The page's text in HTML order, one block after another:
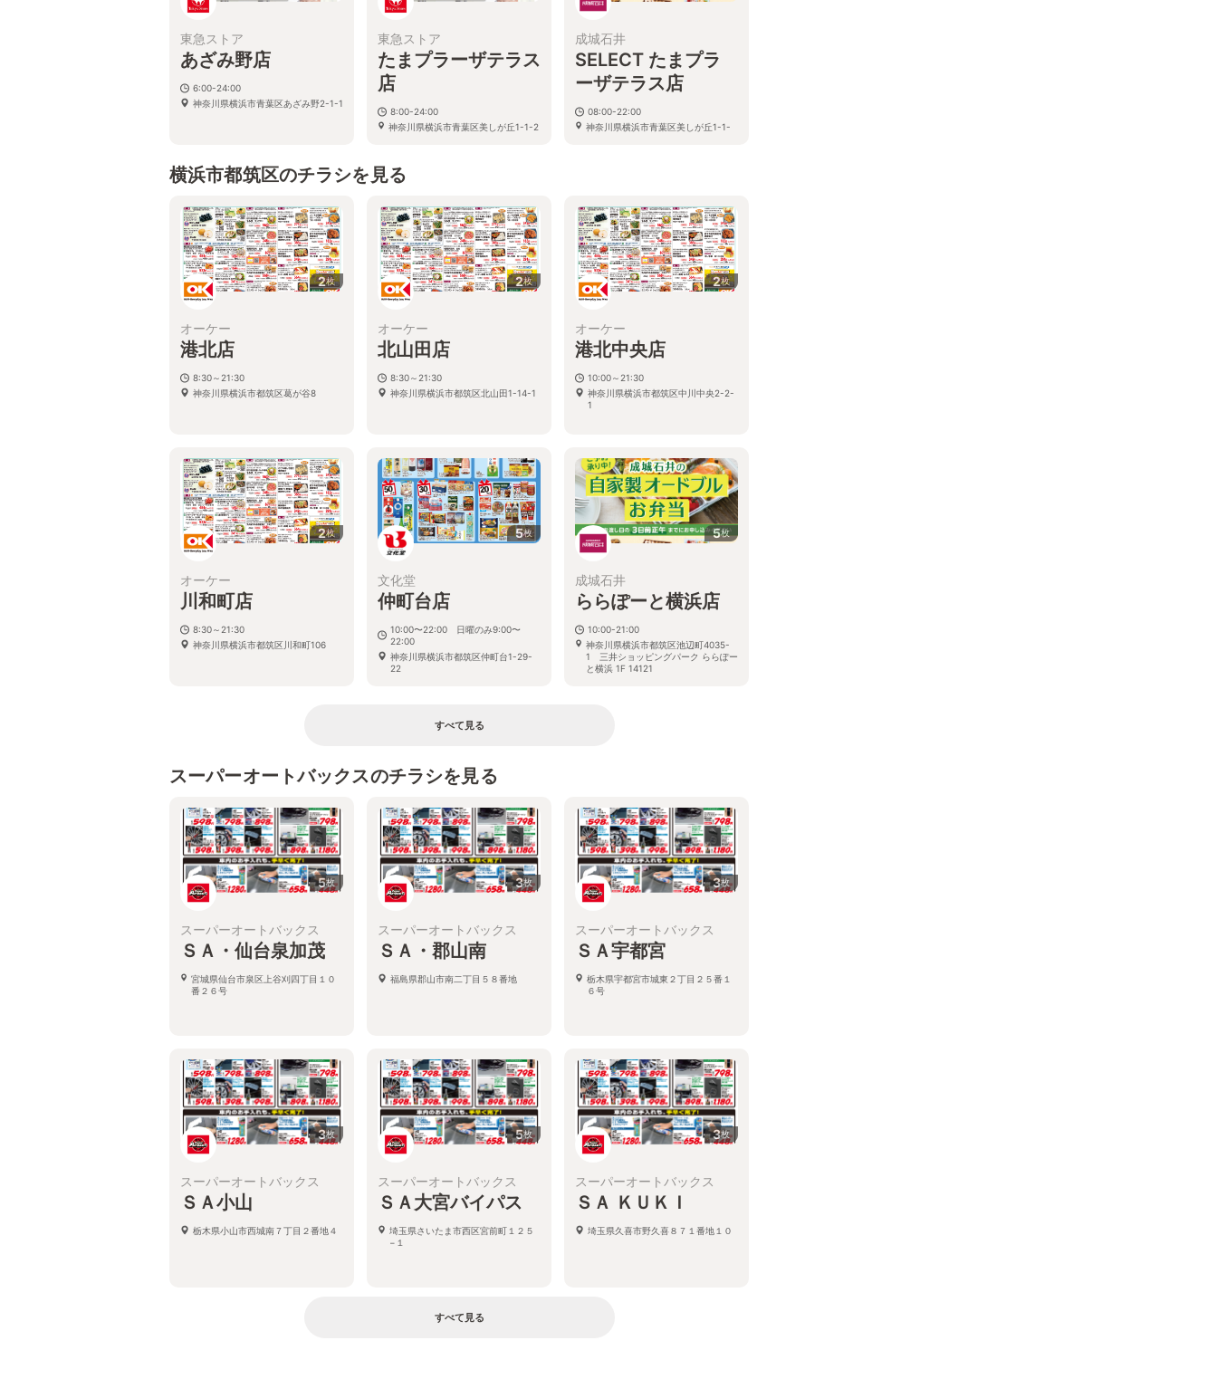
東急ストア
あざみ野店
6:00-24:00
神奈川県横浜市青葉区あざみ野2-1-1
東急ストア
たまプラーザテラス
店
8:00-24:00
神奈川県横浜市青葉区美しが丘1-1-2
成城石井
SELECT たまプラ
ーザテラス店
08:00-22:00
神奈川県横浜市青葉区美しが丘1-1-
横浜市都筑区のチラシを見る
2枚
オーケー
港北店
8:30～21:30
神奈川県横浜市都筑区葛が谷8
2枚
オーケー
北山田店
8:30～21:30
神奈川県横浜市都筑区北山田1-14-1
2枚
オーケー
港北中央店
10:00～21:30
神奈川県横浜市都筑区中川中央2-2-
1
2枚
オーケー
川和町店
8:30～21:30
神奈川県横浜市都筑区川和町106
5枚
文化堂
仲町台店
10:00〜22:00 日曜のみ9:00〜
22:00
神奈川県横浜市都筑区仲町台1-29-
22
5枚
成城石井
ららぽーと横浜店
10:00-21:00
神奈川県横浜市都筑区池辺町4035-
1 三井ショッピングパーク ららぽー
と横浜 1F 14121
すべて見る
スーパーオートバックスのチラシを見る
5枚
スーパーオートバックス
ＳＡ・仙台泉加茂
宮城県仙台市泉区上谷刈四丁目１０
番２６号
3枚
スーパーオートバックス
ＳＡ・郡山南
福島県郡山市南二丁目５８番地
3枚
スーパーオートバックス
ＳＡ宇都宮
栃木県宇都宮市城東２丁目２５番１
６号
3枚
スーパーオートバックス
ＳＡ小山
栃木県小山市西城南７丁目２番地４
5枚
スーパーオートバックス
ＳＡ大宮バイパス
埼玉県さいたま市西区宮前町１２５
−１
3枚
スーパーオートバックス
ＳＡ ＫＵＫＩ
埼玉県久喜市野久喜８７１番地１０
すべて見る